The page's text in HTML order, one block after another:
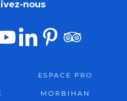
nous
ESPACE PRO
MORBIHAN